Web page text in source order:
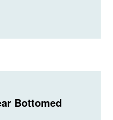
Bottomed